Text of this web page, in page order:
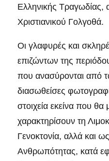
Ελληνικής Τραγωδίας,
Χριστιανικού Γολγοθά.
Οι γλαφυρές και
επιζώντων της
που ανασύρονται από
διασωθείσες
στοιχεία εκείνα που
χαρακτηρίσουν τη
Γενοκτονία, αλλά και
Ανθρωπότητας, κατά